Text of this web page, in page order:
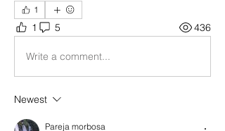
1
1 5 436
Write a comment...
Newest
Pareja morbosa